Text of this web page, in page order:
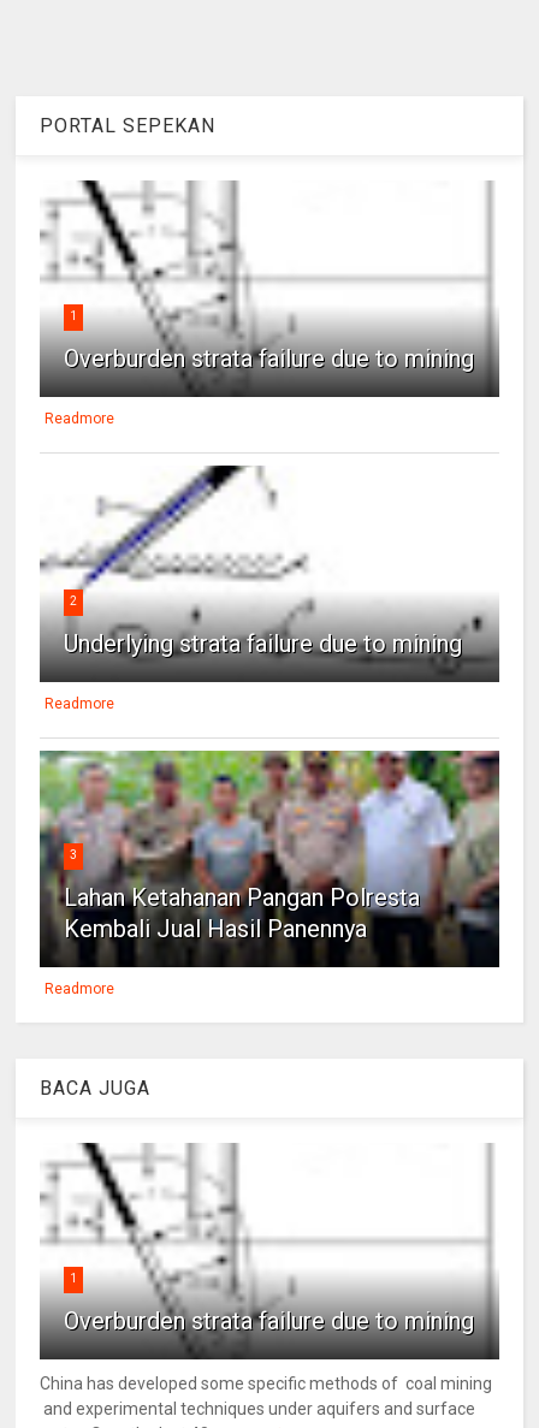
PORTAL SEPEKAN
1
Overburden strata failure due to mining
Readmore
2
Underlying strata failure due to mining
Readmore
3
Lahan Ketahanan Pangan Polresta
Kembali Jual Hasil Panennya
Readmore
BACA JUGA
1
Overburden strata failure due to mining
China has developed some specific methods of coal mining
and experimental techniques under aquifers and surface